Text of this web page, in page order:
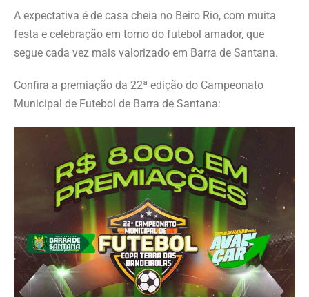
A expectativa é de casa cheia no Beiro Rio, com muita
festa e celebração em torno do futebol amador, que
segue cada vez mais valorizado em Barra de Santana.
Confira a premiação da 22ª edição do Campeonato
Municipal de Futebol de Barra de Santana: